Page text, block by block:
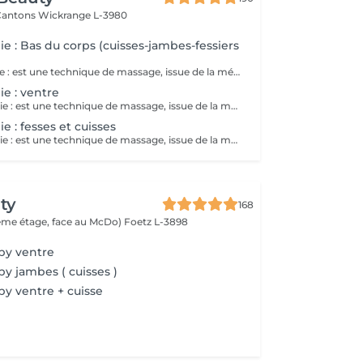
Wickrange L-3980
: Bas du corps (cuisses-jambes-fessiers
la Maderothèrapie : est une technique de massage, issue de la médecine traditionnelle orientale qui utilise des instruments en bois pour modeler la silhouette , stimule la circulation sanguine, réduit la cellulite, gainant et amincissant. Séance corps entier
: ventre
La Maderothérapie : est une technique de massage, issue de la médecine traditionnelle oriental qui utilise des instruments en bois pour modeler la silhouette, stimule la circulation sanguine, réduit la cellulite, gainant et amincissant.
: fesses et cuisses
La Maderothérapie : est une technique de massage, issue de la médecine traditionnelle orientale qui utilise des instruments en bois pour modeler la silhouette, stimule la circulation sanguine, réduit la cellulite, gainant et amincissant. séance fesses et jambes
168
étage, face au McDo) Foetz L-3898
ventre
jambes ( cuisses )
ventre + cuisse